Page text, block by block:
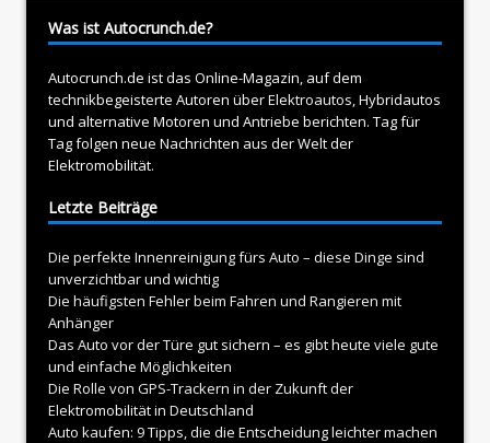
Was ist Autocrunch.de?
Autocrunch.de ist das Online-Magazin, auf dem
technikbegeisterte Autoren überElektroautos , Hybridautos
und alternative Motoren und Antriebe berichten. Tag für
Tag folgen neue Nachrichten aus der Welt der
Elektromobilität.
Letzte Beiträge
Die perfekte Innenreinigung fürs Auto – diese Dinge sind
unverzichtbar und wichtig
Die häufigsten Fehler beim Fahren und Rangieren mit
Anhänger
Das Auto vor der Türe gut sichern – es gibt heute viele gute
und einfache Möglichkeiten
Die Rolle von GPS-Trackern in der Zukunft der
Elektromobilität in Deutschland
Auto kaufen: 9 Tipps, die die Entscheidung leichter machen